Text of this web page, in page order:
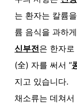
는 환자는 칼륨
륨 음식을 과하
신부전은 한자
(全) 자를 써서 “
지고 있습니다.
채소류는 데쳐